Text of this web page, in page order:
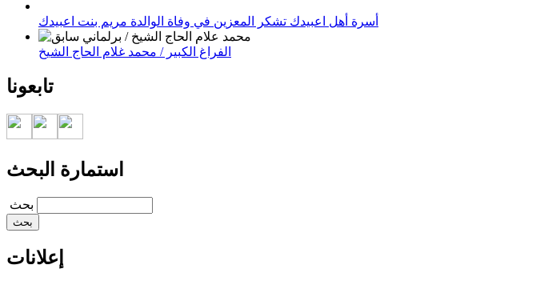
أسرة أهل اعبيدك تشكر المعزين في وفاة الوالدة مريم بنت اعبيدك
الفراغ الكبير / محمد غلام الحاج الشيخ
تابعونا
استمارة البحث
‏بحث ‏
إعلانات